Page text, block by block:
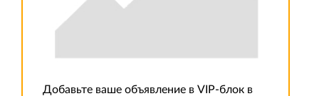
Добавьте ваше объявление в VIP-блок в